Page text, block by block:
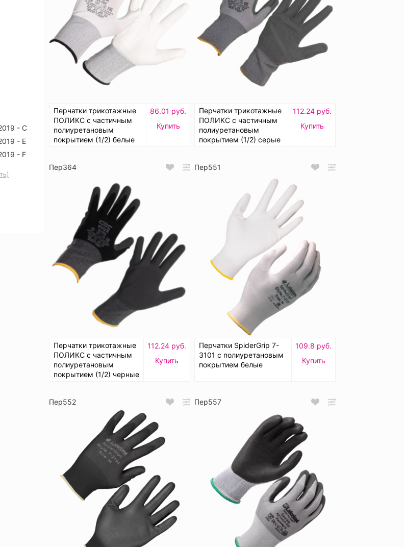
- C
- E
- F
Перчатки трикотажные
ПОЛИКС с частичным
полиуретановым
покрытием (1/2) белые
86.01 руб.
Купить
Перчатки трикотажные
ПОЛИКС с частичным
полиуретановым
покрытием (1/2) серые
112.24 руб.
Купить
Пер364
Перчатки трикотажные
ПОЛИКС с частичным
полиуретановым
покрытием (1/2) черные
112.24 руб.
Купить
Пер551
Перчатки SpiderGrip 7-
3101 с полиуретановым
покрытием белые
109.8 руб.
Купить
Пер552 Пер557